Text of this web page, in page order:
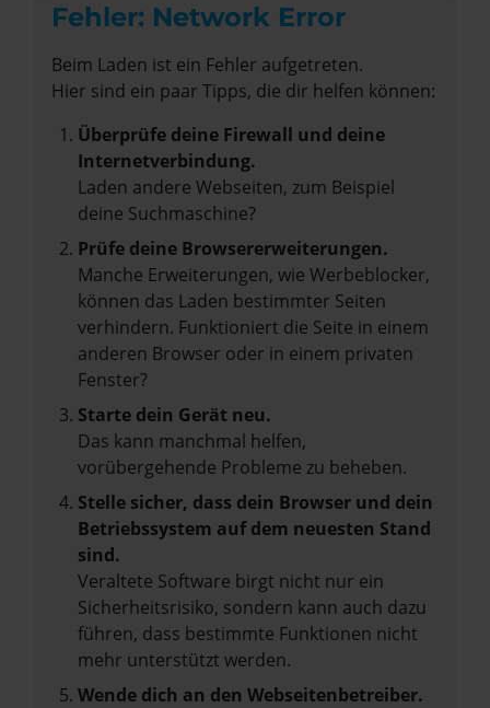
Fehler: Network Error
Beim Laden ist ein Fehler aufgetreten.
Hier sind ein paar Tipps, die dir helfen können:
Überprüfe deine Firewall und deine
Internetverbindung.
Laden andere Webseiten, zum Beispiel
deine Suchmaschine?
Prüfe deine Browsererweiterungen.
Manche Erweiterungen, wie Werbeblocker,
können das Laden bestimmter Seiten
verhindern. Funktioniert die Seite in einem
anderen Browser oder in einem privaten
Fenster?
Starte dein Gerät neu.
Das kann manchmal helfen,
vorübergehende Probleme zu beheben.
Stelle sicher, dass dein Browser und dein
Betriebssystem auf dem neuesten Stand
sind.
Veraltete Software birgt nicht nur ein
Sicherheitsrisiko, sondern kann auch dazu
führen, dass bestimmte Funktionen nicht
mehr unterstützt werden.
Wende dich an den Webseitenbetreiber.